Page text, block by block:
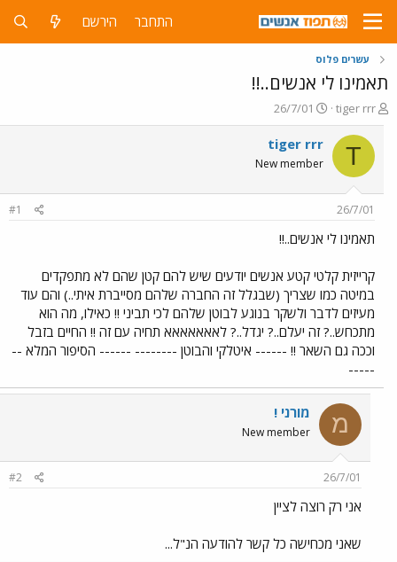
התחבר הירשם
עשרים פלוס
תאמינו לי אנשים..!!
פ
ו
ת
ח
ה
ש
א
tiger rrr
פ
ו
ר
ם
ר
26/7/01
T
tiger rrr
New member
26/7/01
#1
תאמינו לי אנשים..!!
קרייזית קלטי קטע אנשים יודעים שיש להם קטן שהם לא מתפקדים
במיטה כמו שצריך (שבגלל זה החברה שלהם מסייברת איתי..) והם עוד
מעיזים לדבר ולשקר בנוגע לבוטן שלהם לכי תביני !! כאילו, מה הוא
מתכחש..? זה יעלם..? יגדל..? לאאאאאאא תחיה עם זה !! החיים בזבל
וככה גם השאר !! ------ איטלקי והבוטן -------- ------ הסיפור המלא --
-----
מ מורני !
New member
26/7/01
#2
אני רק רוצה לציין
שאני מכחישה כל קשר להודעה הנ"ל...